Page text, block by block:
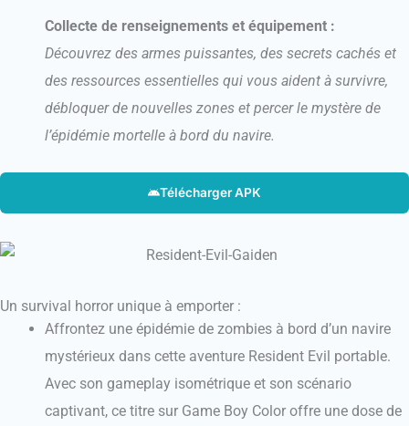
Collecte de renseignements et équipement :
Découvrez des armes puissantes, des secrets cachés et
des ressources essentielles qui vous aident à survivre,
débloquer de nouvelles zones et percer le mystère de
l’épidémie mortelle à bord du navire.
Télécharger APK
Un survival horror unique à emporter :
Affrontez une épidémie de zombies à bord d’un navire
mystérieux dans cette aventure Resident Evil portable.
Avec son gameplay isométrique et son scénario
captivant, ce titre sur Game Boy Color offre une dose de